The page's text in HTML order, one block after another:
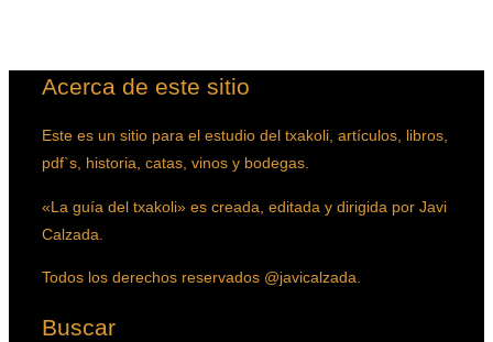
Acerca de este sitio
Este es un sitio para el estudio del txakoli, artículos, libros,
pdf`s, historia, catas, vinos y bodegas.
«La guía del txakoli» es creada, editada y dirigida por Javi
Calzada.
Todos los derechos reservados @javicalzada.
Buscar